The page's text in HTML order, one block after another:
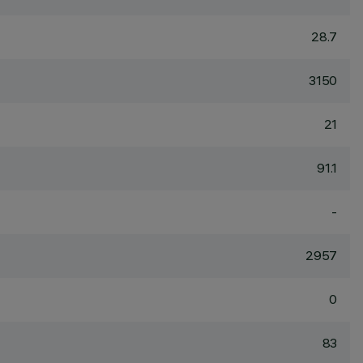
28.7
3150
21
91.1
-
2957
0
83